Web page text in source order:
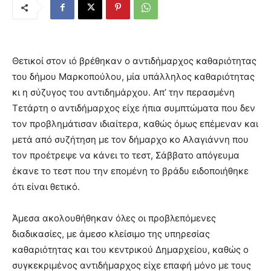
Θετικοί στον ιό βρέθηκαν ο αντιδήμαρχος καθαριότητας
του δήμου Μαρκοπούλου, μία υπάλληλος καθαριότητας
κι η σύζυγος του αντιδημάρχου. Απ’ την περασμένη
Τετάρτη ο αντιδήμαρχος είχε ήπια συμπτώματα που δεν
τον προβλημάτισαν ιδιαίτερα, καθώς όμως επέμεναν και
μετά από συζήτηση με τον δήμαρχο κο Αλαγιάννη που
τον προέτρεψε να κάνει το τεστ, Σάββατο απόγευμα
έκανε το τεστ που την επομένη το βράδυ ειδοποιήθηκε
ότι είναι θετικό.
Άμεσα ακολουθήθηκαν όλες οι προβλεπόμενες
διαδικασίες, με άμεσο κλείσιμο της υπηρεσίας
καθαριότητας και του κεντρικού Δημαρχείου, καθώς ο
συγκεκριμένος αντιδήμαρχος είχε επαφή μόνο με τους